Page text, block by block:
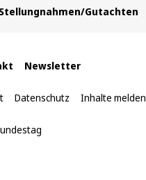
Stellungnahmen/Gutachten
Newsletter
Datenschutz Inhalte melden